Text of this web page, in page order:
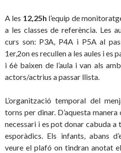
A les 12,25h l’equip de
a les classes de referència. Les
curs son: P3A, P4A i P5A al
1er,2on es recullen a les aules i es
i 6è baixen de l’aula i van als
actors/actrius a passar llista.
L’organització temporal del
torns per dinar. D’aquesta
necessari i es pot donar cabuda a
esporàdics. Els infants, abans
veure el plafó on tindran anotat